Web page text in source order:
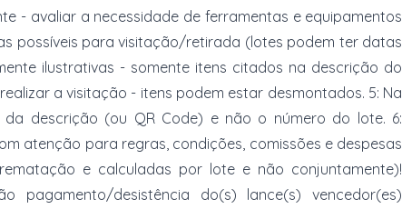
- avaliar a necessidade de ferramentas e equipamentos
possíveis para visitação/retirada (lotes podem ter datas
ilustrativas - somente itens citados na descrição do
a visitação - itens podem estar desmontados. 5: Na
descrição (ou QR Code) e não o número do lote. 6:
atenção para regras, condições, comissões e despesas
e calculadas por lote e não conjuntamente)!
desistência do(s) lance(s) vencedor(es)